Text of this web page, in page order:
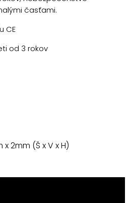
časťami.
CE
od 3 rokov
x 2mm (Š x V x H)